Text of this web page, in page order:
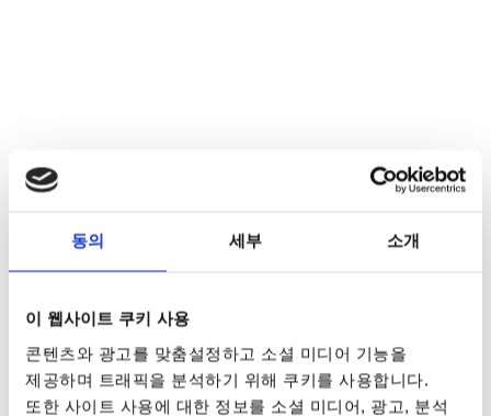
동의 세부 소개
이 웹사이트 쿠키 사용
콘텐츠와 광고를 맞춤설정하고 소셜 미디어 기능을
제공하며 트래픽을 분석하기 위해 쿠키를 사용합니다.
또한 사이트 사용에 대한 정보를 소셜 미디어, 광고, 분석